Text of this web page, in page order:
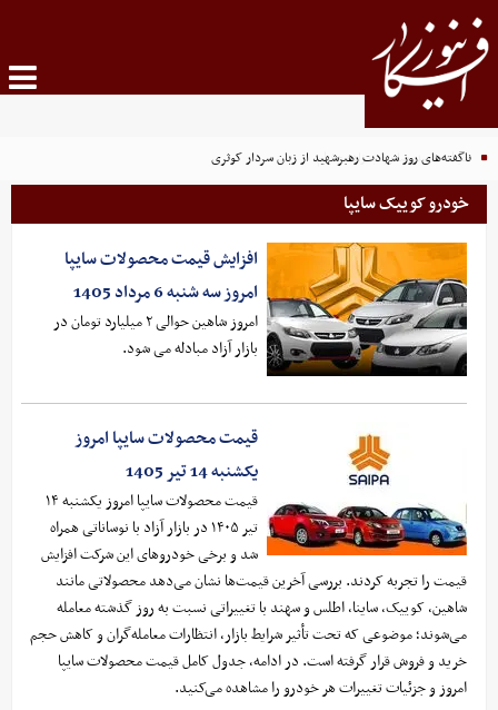
ناگفته‌های روز شهادت رهبرشهید از زبان سردار کوثری
خودرو کوییک سایپا
افزایش قیمت محصولات سایپا
امروز سه شنبه 6 مرداد 1405
امروز شاهین حوالی ۲ میلیارد تومان در
بازار آزاد مبادله می شود.
قیمت محصولات سایپا امروز
یکشنبه 14 تیر 1405
قیمت محصولات سایپا امروز یکشنبه ۱۴
تیر ۱۴۰۵ در بازار آزاد با نوساناتی همراه
شد و برخی خودروهای این شرکت افزایش
قیمت را تجربه کردند. بررسی آخرین قیمت‌ها نشان می‌دهد محصولاتی مانند
شاهین، کوییک، ساینا، اطلس و سهند با تغییراتی نسبت به روز گذشته معامله
می‌شوند؛ موضوعی که تحت تأثیر شرایط بازار، انتظارات معامله‌گران و کاهش حجم
خرید و فروش قرار گرفته است. در ادامه، جدول کامل قیمت محصولات سایپا
امروز و جزئیات تغییرات هر خودرو را مشاهده می‌کنید.